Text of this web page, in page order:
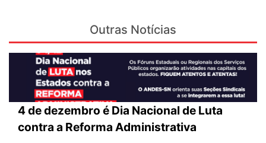
Outras Notícias
4 de dezembro é Dia Nacional de Luta
contra a Reforma Administrativa